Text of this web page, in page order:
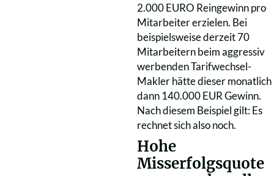
2.000 EURO Reingewinn pro
Mitarbeiter erzielen. Bei
beispielsweise derzeit 70
Mitarbeitern beim aggressiv
werbenden Tarifwechsel-
Makler hätte dieser monatlich
dann 140.000 EUR Gewinn.
Nach diesem Beispiel gilt: Es
rechnet sich also noch.
Hohe
Misserfolgsquote